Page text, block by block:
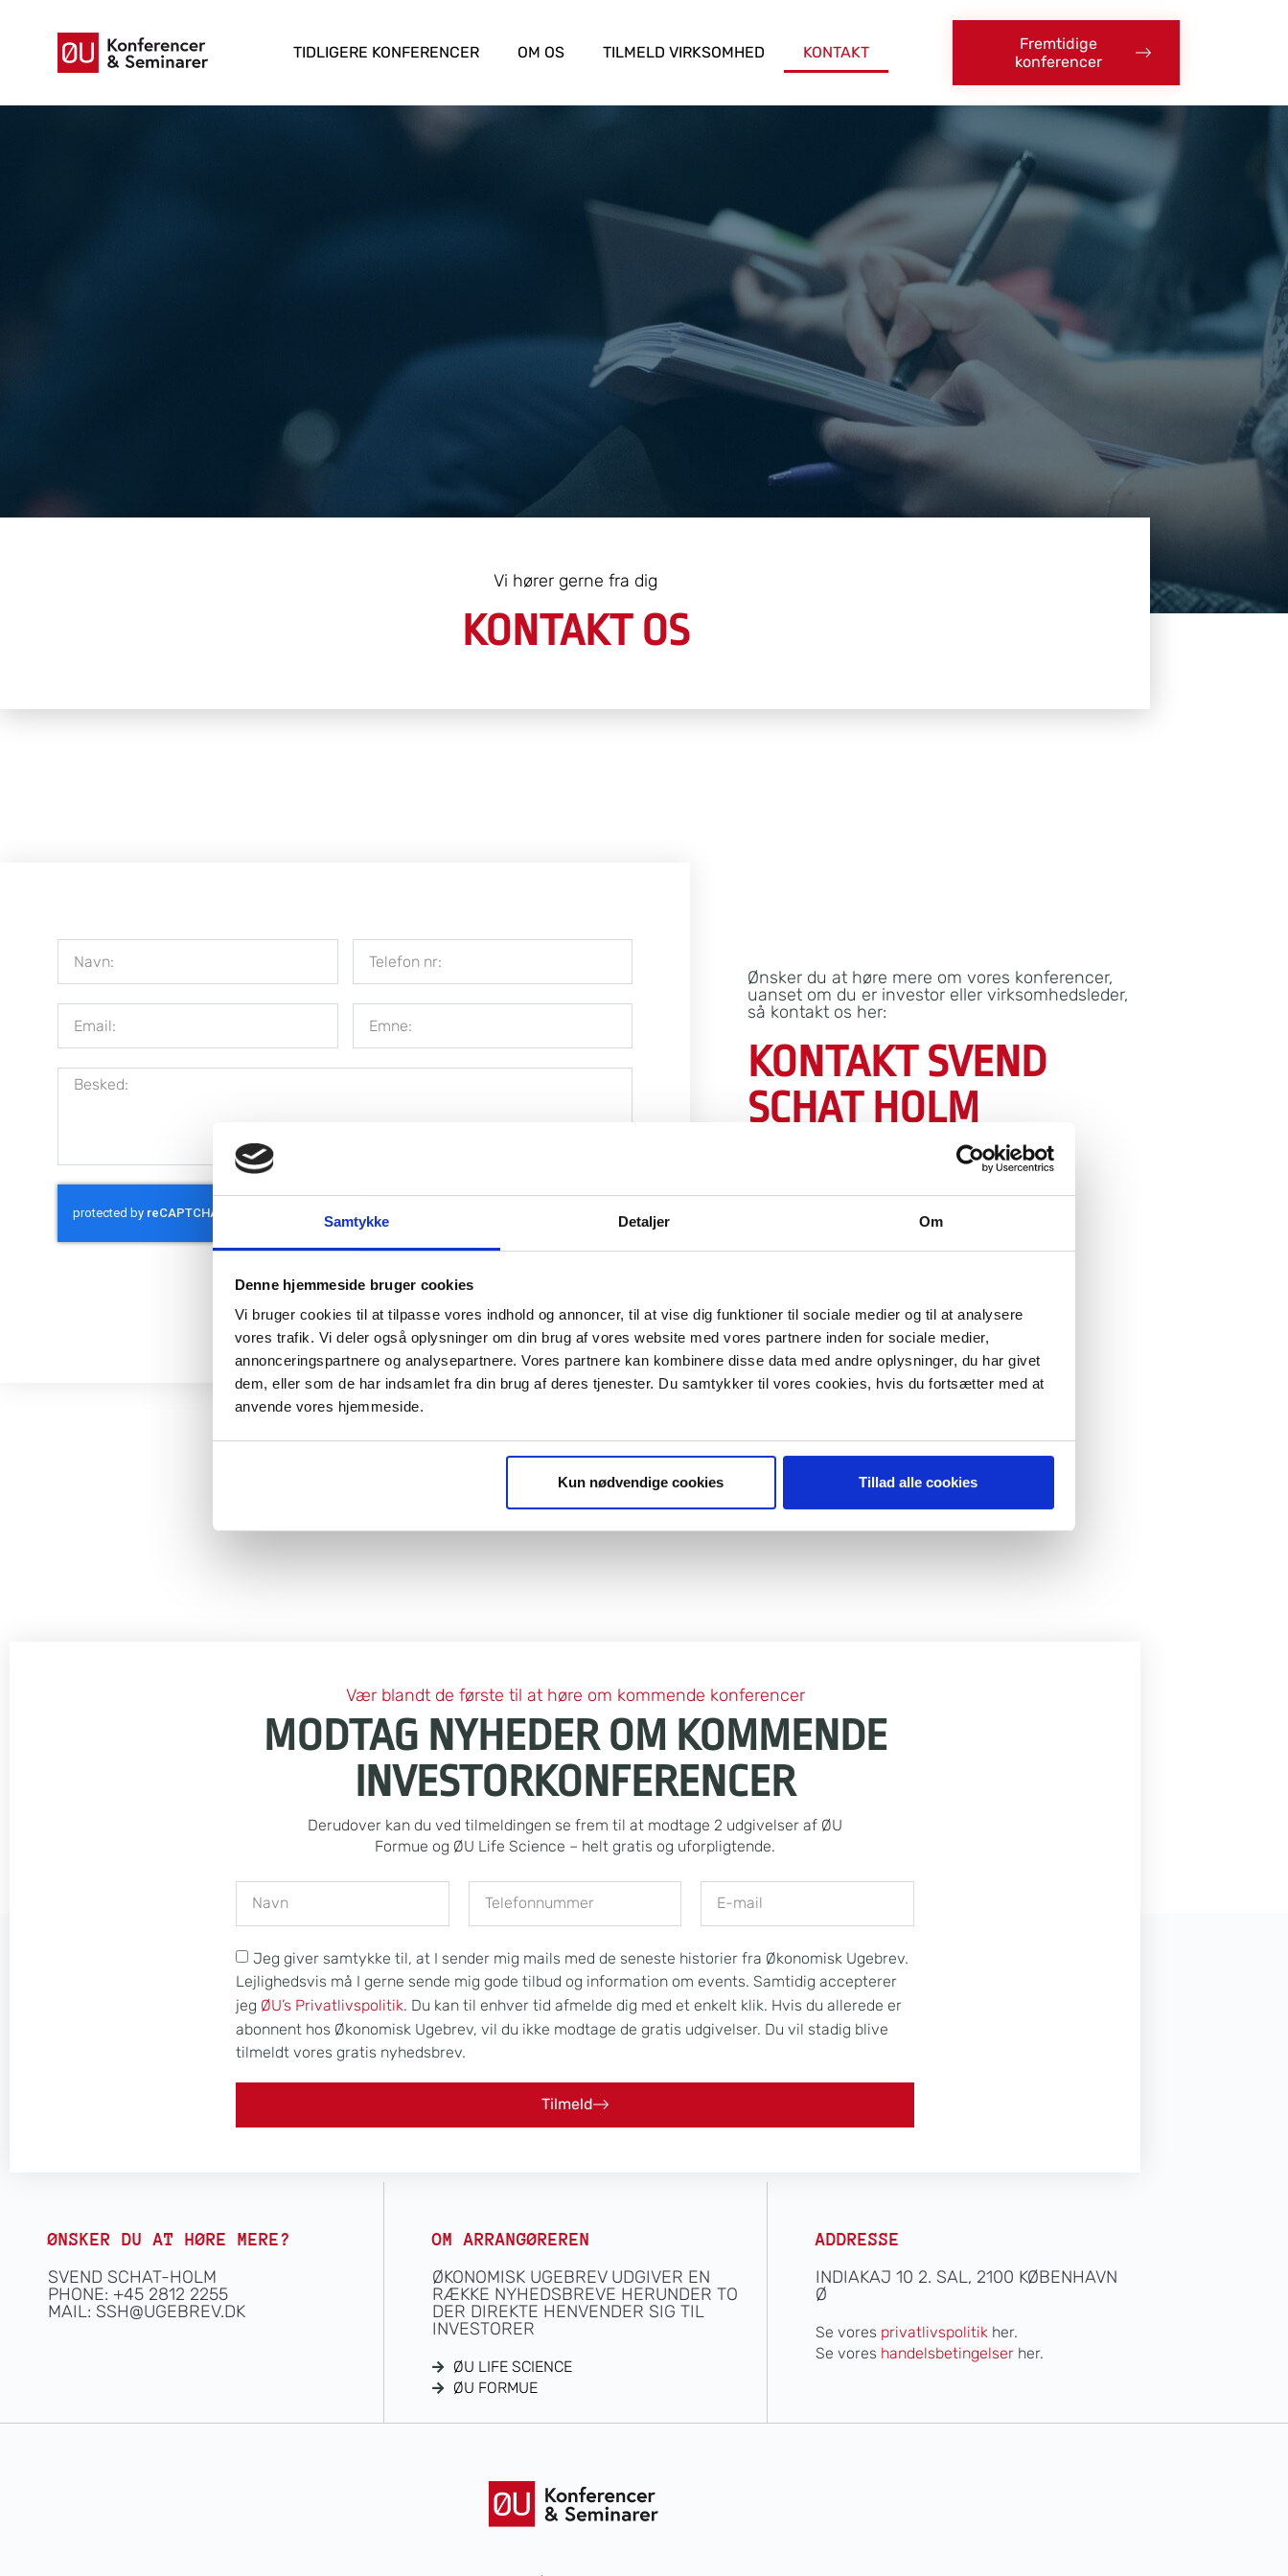
Samtykke Detaljer Om
Denne hjemmeside bruger cookies
Vi bruger cookies til at tilpasse vores indhold og annoncer, til at vise dig funktioner til sociale medier og til at analysere
vores trafik. Vi deler også oplysninger om din brug af vores website med vores partnere inden for sociale medier,
annonceringspartnere og analysepartnere. Vores partnere kan kombinere disse data med andre oplysninger, du har givet
dem, eller som de har indsamlet fra din brug af deres tjenester. Du samtykker til vores cookies, hvis du fortsætter med at
anvende vores hjemmeside.
Kun nødvendige cookies Tillad alle cookies
TIDLIGERE KONFERENCER OM OS TILMELD VIRKSOMHED KONTAKT
Fremtidige
konferencer
Vi hører gerne fra dig
KONTAKT OS
Ønsker du at høre mere om vores konferencer,
uanset om du er investor eller virksomhedsleder,
så kontakt os her:
KONTAKT SVEND
SCHAT HOLM
+45 28122255
Vær blandt de første til at høre om kommende konferencer
MODTAG NYHEDER OM KOMMENDE
INVESTORKONFERENCER
Derudover kan du ved tilmeldingen se frem til at modtage 2 udgivelser af ØU
Formue og ØU Life Science – helt gratis og uforpligtende.
Jeg giver samtykke til, at I sender mig mails med de seneste historier fra Økonomisk Ugebrev.
Lejlighedsvis må I gerne sende mig gode tilbud og information om events. Samtidig accepterer
jeg ØU’s Privatlivspolitik. Du kan til enhver tid afmelde dig med et enkelt klik. Hvis du allerede er
abonnent hos Økonomisk Ugebrev, vil du ikke modtage de gratis udgivelser. Du vil stadig blive
tilmeldt vores gratis nyhedsbrev.
Tilmeld
ØNSKER DU AT HØRE MERE?
SVEND SCHAT-HOLM
PHONE: +45 2812 2255
MAIL: SSH@UGEBREV.DK
OM ARRANGØREREN
ØKONOMISK UGEBREV UDGIVER EN
RÆKKE NYHEDSBREVE HERUNDER TO
DER DIREKTE HENVENDER SIG TIL
INVESTORER
ØU LIFE SCIENCE
ØU FORMUE
ADDRESSE
INDIAKAJ 10 2. SAL, 2100 KØBENHAVN
Ø
Se vores privatlivspolitikher.
Se vores handelsbetingelserher.